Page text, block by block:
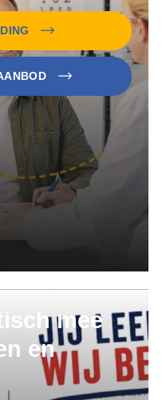
mee
en